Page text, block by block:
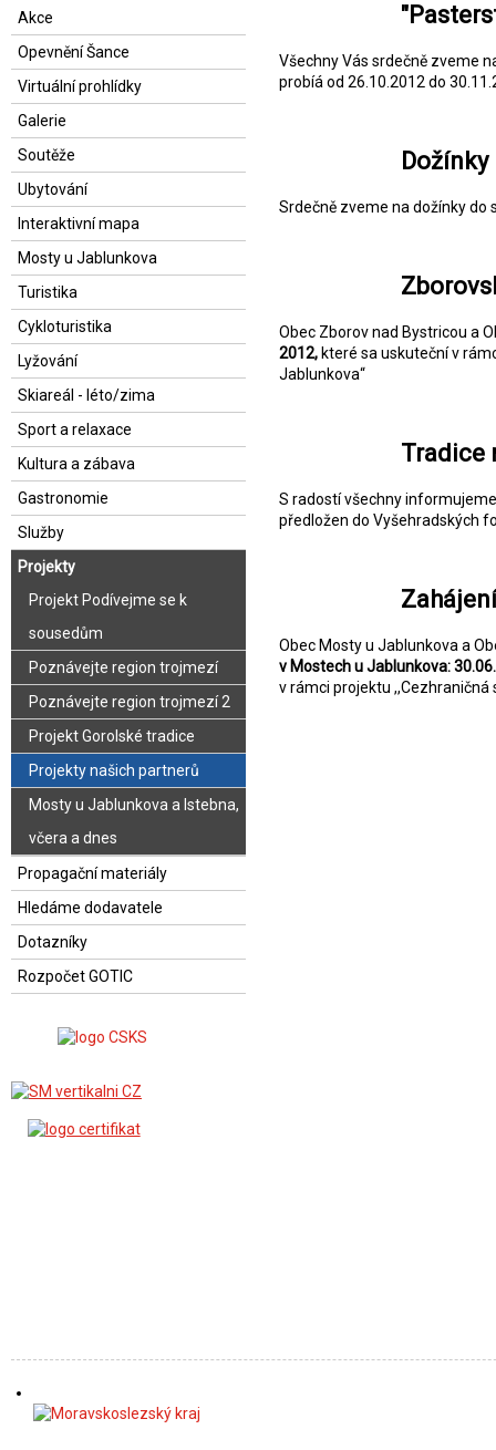
Akce
Opevnění Šance
Virtuální prohlídky
Galerie
Soutěže
Ubytování
Interaktivní mapa
Mosty u Jablunkova
Turistika
Cykloturistika
Lyžování
Skiareál - léto/zima
Sport a relaxace
Kultura a zábava
Gastronomie
Služby
Projekty
Projekt Podívejme se k
sousedům
Poznávejte region trojmezí
Poznávejte region trojmezí 2
Projekt Gorolské tradice
Projekty našich partnerů
Mosty u Jablunkova a Istebna,
včera a dnes
Propagační materiály
Hledáme dodavatele
Dotazníky
Rozpočet GOTIC
Všechny Vás srdečně zveme
probíá od 26.10.2012 do
Srdečně zveme na dožínky do
Obec Zborov nad Bystricou a
2012, které sa uskuteční v
Jablunkova“
Tradice
S radostí všechny
předložen do Vyšehradských
Obec Mosty u Jablunkova a
v Mostech u Jablunkova:
v rámci projektu ,,Cezhraničná